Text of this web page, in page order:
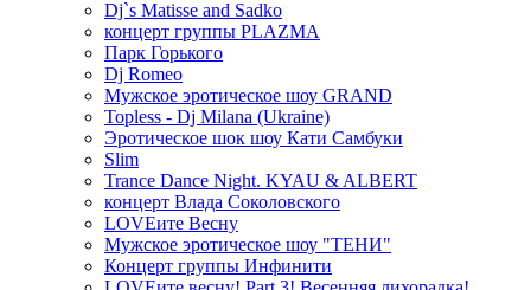
Dj`s Matisse and Sadko
концерт группы PLAZMA
Парк Горького
Dj Romeo
Мужское эротическое шоу GRAND
Topless - Dj Milana (Ukraine)
Эротическое шок шоу Кати Самбуки
Slim
Trance Dance Night. KYAU & ALBERT
концерт Влада Соколовского
LOVEите Весну
Мужское эротическое шоу "ТЕНИ"
Концерт группы Инфинити